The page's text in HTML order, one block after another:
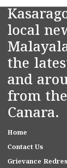
local
the
and
from
Canara.
Home
Contact Us
Grievance